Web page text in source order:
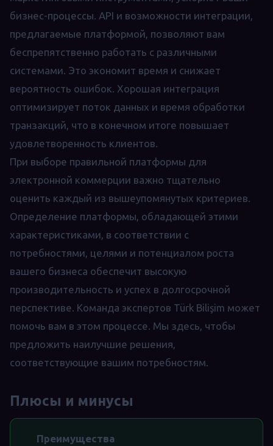
бизнес-процессы. API и возможности интеграции,
предлагаемые платформой, позволяют вам
беспрепятственно работать с различными
системами. Это экономит время и снижает
вероятность ошибок. Хорошая интеграция
оптимизирует поток данных и время обработки
транзакций, что в конечном итоге повышает
удовлетворенность клиентов.
При выборе правильной платформы для
электронной коммерции важно тщательно
оценить каждый из вышеупомянутых критериев.
Определение платформы, обладающей этими
характеристиками, в соответствии с
потребностями, целями и потенциалом роста
вашего бизнеса обеспечит высокую
производительность и успех в долгосрочной
перспективе. Команда экспертов Türk Bilişim может
помочь вам в этом процессе. Мы здесь, чтобы
предложить наилучшие решения,
соответствующие вашим потребностям.
Плюсы и минусы
Преимущества